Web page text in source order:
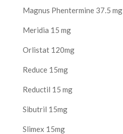
Magnus Phentermine 37.5 mg
Meridia 15 mg
Orlistat 120mg
Reduce 15mg
Reductil 15 mg
Sibutril 15mg
Slimex 15mg